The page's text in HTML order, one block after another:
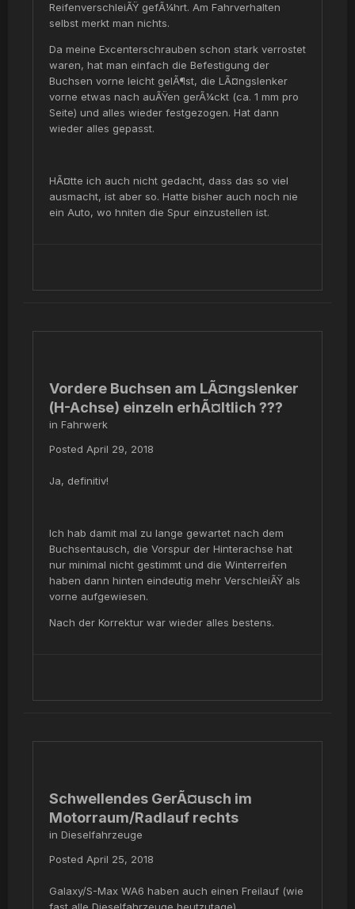
ReifenverschleiÃŸ gefÃ¼hrt. Am Fahrverhalten
selbst merkt man nichts.
Da meine Excenterschrauben schon stark verrostet
waren, hat man einfach die Befestigung der
Buchsen vorne leicht gelÃ¶st, die LÃ¤ngslenker
vorne etwas nach auÃŸen gerÃ¼ckt (ca. 1 mm pro
Seite) und alles wieder festgezogen. Hat dann
wieder alles gepasst.
HÃ¤tte ich auch nicht gedacht, dass das so viel
ausmacht, ist aber so. Hatte bisher auch noch nie
ein Auto, wo hniten die Spur einzustellen ist.
Vordere Buchsen am LÃ¤ngslenker
(H-Achse) einzeln erhÃ¤ltlich ???
in Fahrwerk
Posted April 29, 2018
Ja, definitiv!
Ich hab damit mal zu lange gewartet nach dem
Buchsentausch, die Vorspur der Hinterachse hat
nur minimal nicht gestimmt und die Winterreifen
haben dann hinten eindeutig mehr VerschleiÃŸ als
vorne aufgewiesen.
Nach der Korrektur war wieder alles bestens.
Schwellendes GerÃ¤usch im
Motorraum/Radlauf rechts
in Dieselfahrzeuge
Posted April 25, 2018
Galaxy/S-Max WA6 haben auch einen Freilauf (wie